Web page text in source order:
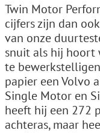
Twin Motor
cijfers zijn dan
van onze
snuit als hij hoort
te
papier een Volvo
Single Motor en
heeft hij een 272
achteras, maar